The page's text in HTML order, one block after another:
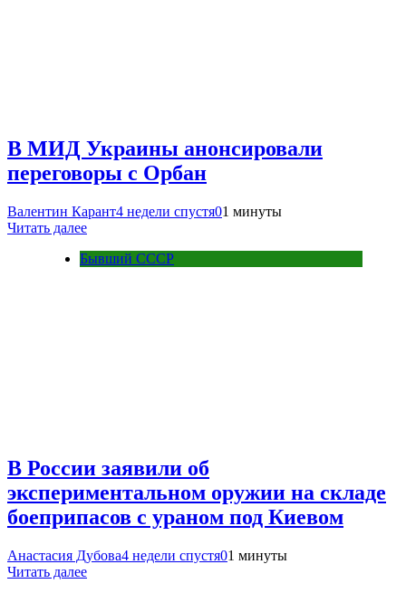
В МИД Украины анонсировали
переговоры с Орбан
Валентин Карант4 недели спустя01 минуты
Читать далее
Бывший СССР
В России заявили об
экспериментальном оружии на складе
боеприпасов с ураном под Киевом
Анастасия Дубова4 недели спустя01 минуты
Читать далее